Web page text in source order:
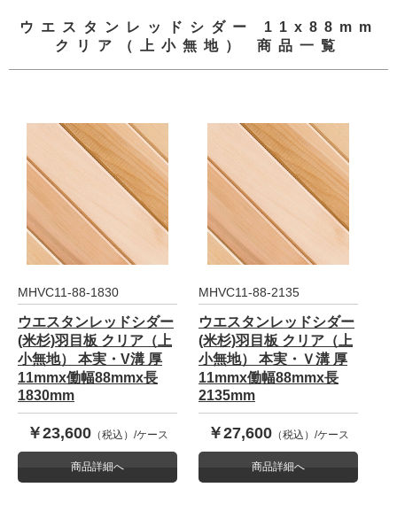
ウエスタンレッドシダー 11x88mm
クリア（上小無地） 商品一覧
MHVC11-88-1830
ウエスタンレッドシダー
(米杉)羽目板 クリア（上
小無地） 本実・V溝 厚
11mmx働幅88mmx長
1830mm
￥23,600 （税込）/ケース
商品詳細へ
MHVC11-88-2135
ウエスタンレッドシダー
(米杉)羽目板 クリア（上
小無地） 本実・Ｖ溝 厚
11mmx働幅88mmx長
2135mm
￥27,600 （税込）/ケース
商品詳細へ